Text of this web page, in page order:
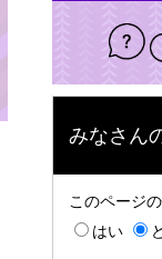
みなさん
このページ
はい